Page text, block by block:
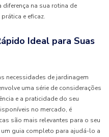
diferença na sua rotina de
e eficaz.
Ideal para Suas
necessidades de jardinagem
uma série de considerações
e a praticidade do seu
no mercado, é
são mais relevantes para o seu
guia completo para ajudá-lo a